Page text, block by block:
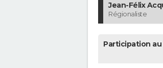
Jean-Félix
Régionaliste
Participation